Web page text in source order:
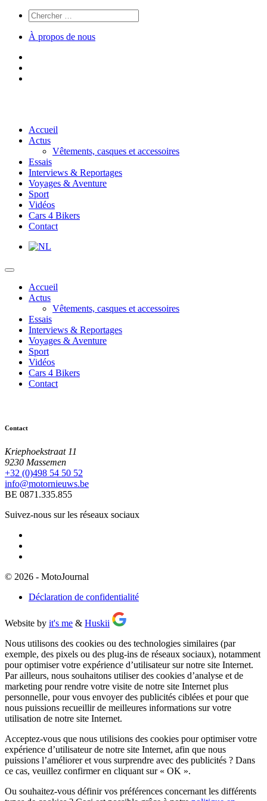
À propos de nous
Accueil
Actus
Vêtements, casques et accessoires
Essais
Interviews & Reportages
Voyages & Aventure
Sport
Vidéos
Cars 4 Bikers
Contact
Accueil
Actus
Vêtements, casques et accessoires
Essais
Interviews & Reportages
Voyages & Aventure
Sport
Vidéos
Cars 4 Bikers
Contact
Contact
Kriephoekstraat 11
9230 Massemen
+32 (0)498 54 50 52
info@motornieuws.be
BE 0871.335.855
Suivez-nous sur les réseaux sociaux
© 2026 - MotoJournal
Déclaration de confidentialité
Website by it's me & Huskii
Nous utilisons des cookies ou des technologies similaires (par
exemple, des pixels ou des plug-ins de réseaux sociaux), notamment
pour optimiser votre expérience d’utilisateur sur notre site Internet.
Par ailleurs, nous souhaitons utiliser des cookies d’analyse et de
marketing pour rendre votre visite de notre site Internet plus
personnelle, pour vous envoyer des publicités ciblées et pour que
nous puissions recueillir de meilleures informations sur votre
utilisation de notre site Internet.
Acceptez-vous que nous utilisions des cookies pour optimiser votre
expérience d’utilisateur de notre site Internet, afin que nous
puissions l’améliorer et vous surprendre avec des publicités ? Dans
ce cas, veuillez confirmer en cliquant sur « OK ».
Ou souhaitez-vous définir vos préférences concernant les différents